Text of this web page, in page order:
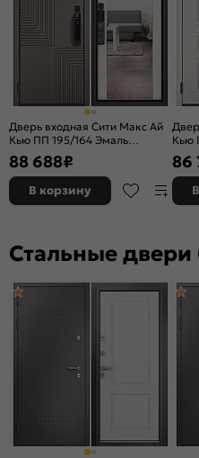
Комплектующие:
Цвет:
Качество:
Вес, кг:
Дверь входная Сити Макс Ай
Кью ПП 195/164 Эмаль
капучино/Эмаль молоко, 2
замка
88 688₽
В корзину
Кью
86
Стальные двери